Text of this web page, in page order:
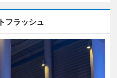
フラッシュ